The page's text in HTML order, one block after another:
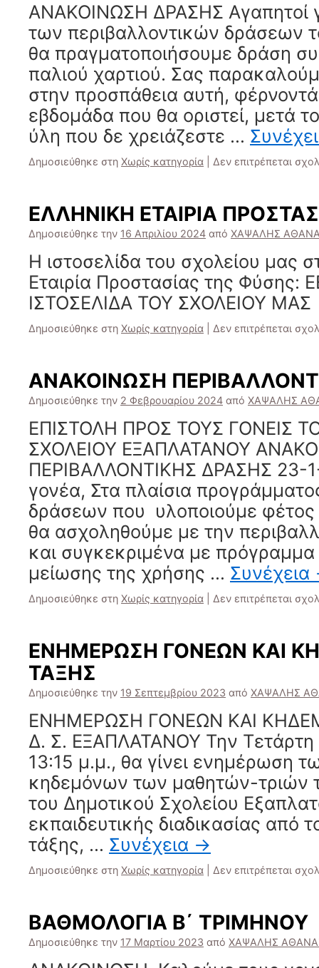
ΑΝΑΚΟΙΝΩΣΗ ΔΡΑΣΗΣ Αγαπητοί
των περιβαλλοντικών δράσεων
θα πραγματοποιήσουμε δράση
παλιού χαρτιού. Σας
στην προσπάθεια αυτή,
εβδομάδα που θα οριστεί, μετά
ύλη που δε χρειάζεστε …
Δημοσιεύθηκε στη Χωρίς κατηγορία Δεν επιτρέπεται
ΕΛΛΗΝΙΚΗ ΕΤΑΙΡΙΑ
Δημοσιεύθηκε την 16 Απριλίου 2024 από ΧΑΨΑΛΗΣ
Η ιστοσελίδα του σχολείου μας
Εταιρία Προστασίας της Φύσης:
ΙΣΤΟΣΕΛΙΔΑ ΤΟΥ ΣΧΟΛΕΙΟΥ ΜΑΣ
Δημοσιεύθηκε στη Χωρίς κατηγορία Δεν επιτρέπεται
ΑΝΑΚΟΙΝΩΣΗ
Δημοσιεύθηκε την 2 Φεβρουαρίου 2024 από ΧΑΨΑΛΗΣ
ΕΠΙΣΤΟΛΗ ΠΡΟΣ ΤΟΥΣ ΓΟΝΕΙΣ
ΣΧΟΛΕΙΟΥ ΕΞΑΠΛΑΤΑΝΟΥ
ΠΕΡΙΒΑΛΛΟΝΤΙΚΗΣ ΔΡΑΣΗΣ 23-1-
γονέα, Στα πλαίσια
δράσεων που υλοποιούμε
θα ασχοληθούμε με την
και συγκεκριμένα με
μείωσης της χρήσης … Συνέχεια
Δημοσιεύθηκε στη Χωρίς κατηγορία Δεν επιτρέπεται
ΕΝΗΜΕΡΩΣΗ ΓΟΝΕΩΝ ΚΑΙ
ΤΑΞΗΣ
Δημοσιεύθηκε την 19 Σεπτεμβρίου 2023 από ΧΑΨΑΛΗΣ
ΕΝΗΜΕΡΩΣΗ ΓΟΝΕΩΝ ΚΑΙ
Δ. Σ. ΕΞΑΠΛΑΤΑΝΟΥ Την Τετάρτη
13:15 μ.μ., θα γίνει ενημέρωση
κηδεμόνων των μαθητών-τριών
του Δημοτικού Σχολείου
εκπαιδευτικής διαδικασίας από
τάξης, … Συνέχεια →
Δημοσιεύθηκε στη Χωρίς κατηγορία Δεν επιτρέπεται
ΒΑΘΜΟΛΟΓΙΑ Β΄ ΤΡΙΜΗΝΟΥ
Δημοσιεύθηκε την 17 Μαρτίου 2023 από ΧΑΨΑΛΗΣ